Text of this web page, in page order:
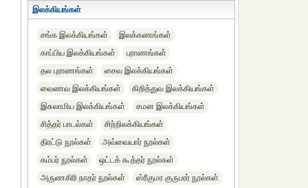
இலக்கியங்கள்
சங்க இலக்கியங்கள்
இலக்கணங்கள்
காப்பிய இலக்கியங்கள்
புராணங்கள்
தல புராணங்கள்
சைவ இலக்கியங்கள்
வைணவ இலக்கியங்கள்
கிறித்துவ இலக்கியங்கள்
இசுலாமிய இலக்கியங்கள்
சமன இலக்கியங்கள்
சித்தர் பாடல்கள்
சிற்றிலக்கியங்கள்
திரட்டு நூல்கள்
அவ்வையார் நூல்கள்
கம்பர் நூல்கள்
ஒட்டக் கூத்தர் நூல்கள்
அருணகிரி நாதர் நூல்கள்
ஸ்ரீகுமர குருபரர் நூல்கள்